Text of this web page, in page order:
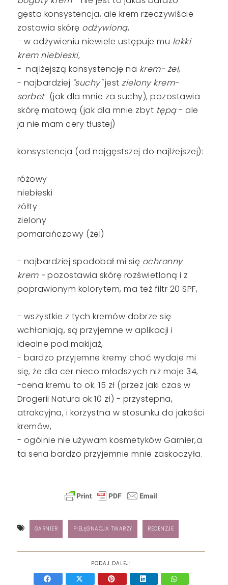
gęsta konsystencja, ale krem rzeczywiście
zostawia skórę odżywioną,
- w odżywieniu niewiele ustępuje mu lekki
krem niebieski,
- najlżejszą konsystencję na krem- żel,
- najbardziej "suchy"jest zielony krem-
sorbet(jak dla mnie za suchy), pozostawia
skórę matową (jak dla mnie zbyt tępą- ale
ja nie mam cery tłustej)
konsystencja (od najgęstszej do najlżejszej):
różowy
niebieski
żółty
zielony
pomarańczowy (żel)
- najbardziej spodobał mi się ochronny
krem -pozostawia skórę rozświetloną i z
poprawionym kolorytem, ma też filtr 20 SPF,
- wszystkie z tych kremów dobrze się
wchłaniają, są przyjemne w aplikacji i
idealne pod makijaż,
- bardzo przyjemne kremy choć wydaje mi
się, że dla cer nieco młodszych niż moje 34,
-cena kremu to ok. 15 zł (przez jaki czas w
Drogerii Natura ok 10 zł) - przystępna,
atrakcyjna, i korzystna w stosunku do jakości
kremów,
- ogólnie nie używam kosmetyków Garnier,a
ta seria bardzo przyjemnie mnie zaskoczyła.
GARNIER PIELĘGNACJA TWARZY RECENZJE
PODAJ DALEJ: